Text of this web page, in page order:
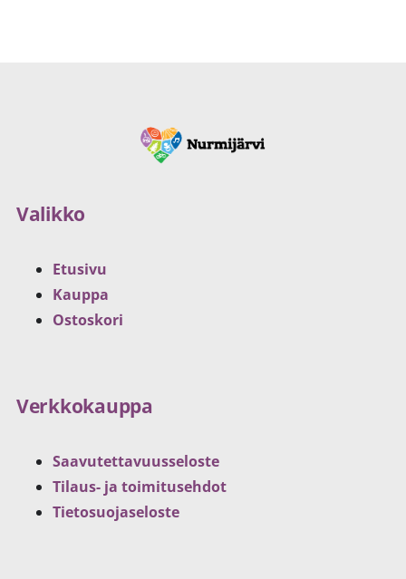
Valikko
Etusivu
Kauppa
Ostoskori
Verkkokauppa
Saavutettavuusseloste
Tilaus- ja toimitusehdot
Tietosuojaseloste